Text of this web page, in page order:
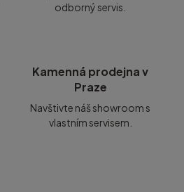
odborný servis.
Kamenná prodejna v
Praze
Navštivte náš showroom s
vlastním servisem.